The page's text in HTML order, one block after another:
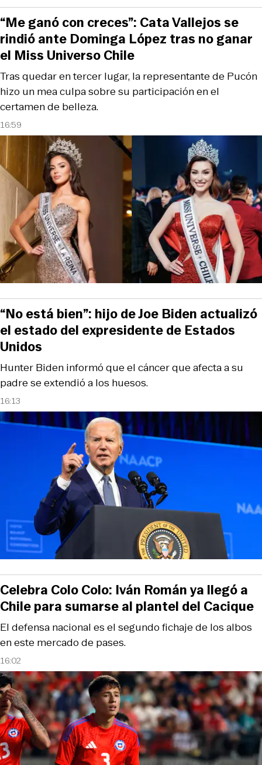
16:59
Tras quedar en tercer lugar, la representante de Pucón
hizo un mea culpa sobre su participación en el
certamen de belleza.
“Me ganó con creces”: Cata Vallejos se
rindió ante Dominga López tras no ganar
el Miss Universo Chile
16:13
Hunter Biden informó que el cáncer que afecta a su
padre se extendió a los huesos.
“No está bien”: hijo de Joe Biden actualizó
el estado del expresidente de Estados
Unidos
16:02
El defensa nacional es el segundo fichaje de los albos
en este mercado de pases.
Celebra Colo Colo: Iván Román ya llegó a
Chile para sumarse al plantel del Cacique